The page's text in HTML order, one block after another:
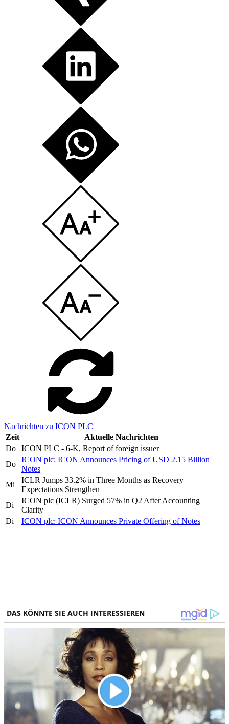
Nachrichten zu ICON PLC
Zeit
Aktuelle Nachrichten
Do
ICON PLC - 6-K, Report of foreign issuer
Do
ICON plc: ICON Announces Pricing of USD 2.15 Billion
Notes
Mi
ICLR Jumps 33.2% in Three Months as Recovery
Expectations Strengthen
Di
ICON plc (ICLR) Surged 57% in Q2 After Accounting
Clarity
Di
ICON plc: ICON Announces Private Offering of Notes